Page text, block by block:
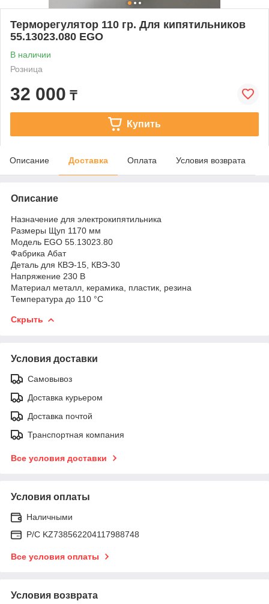
Терморегулятор 110 гр. Для кипятильников
55.13023.080 EGO
В наличии
Розница
32 000 ₸
Купить
Описание Доставка Оплата Условия возврата
Описание
Назначение для электрокипятильника
Размеры Щуп 1170 мм
Модель EGO 55.13023.80
Фабрика Абат
Деталь для КВЭ-15, КВЭ-30
Напряжение 230 В
Материал металл, керамика, пластик, резина
Температура до 110 °C
Скрыть
Условия доставки
Самовывоз
Доставка курьером
Доставка почтой
Транспортная компания
Все условия доставки
Условия оплаты
Наличными
Р/C KZ738562204117988748
Все условия оплаты
Условия возврата